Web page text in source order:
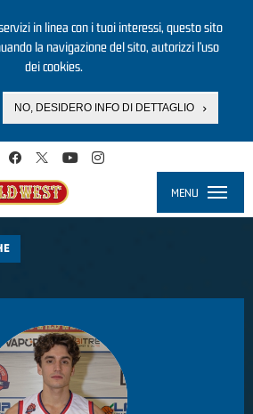
in linea con i tuoi interessi, questo sito
la navigazione del sito, autorizzi l’uso
dei cookies.
NO, DESIDERO INFO DI DETTAGLIO
MENU